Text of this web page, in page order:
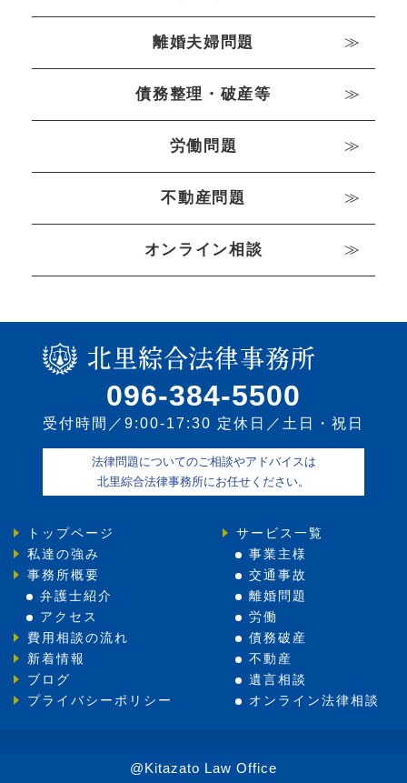
離婚夫婦問題
債務整理・破産等
労働問題
不動産問題
オンライン相談
096-384-5500
受付時間／9:00-17:30 定休日／土日・祝日
法律問題についてのご相談やアドバイスは
北里綜合法律事務所にお任せください。
トップページ
私達の強み
事務所概要
弁護士紹介
アクセス
費用相談の流れ
新着情報
ブログ
プライバシーポリシー
サービス一覧
事業主様
交通事故
離婚問題
労働
債務破産
不動産
遺言相談
オンライン法律相談
@Kitazato Law Office